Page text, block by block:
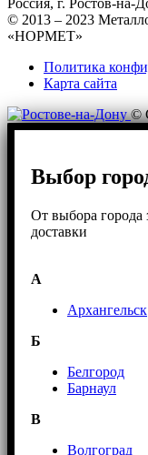
© 2013 – 2023
«НОРМЕТ»
Политика
Карта сайта
©
Выбор
От выбора города
доставки
А
Архангельск
Б
Белгород
Барнаул
В
Волгоград